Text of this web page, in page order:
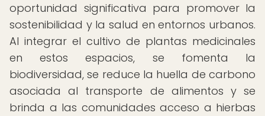
oportunidad significativa para promover la
sostenibilidad y la salud en entornos urbanos.
Al integrar el cultivo de plantas medicinales
en estos espacios, se fomenta la
biodiversidad, se reduce la huella de carbono
asociada al transporte de alimentos y se
brinda a las comunidades acceso a hierbas